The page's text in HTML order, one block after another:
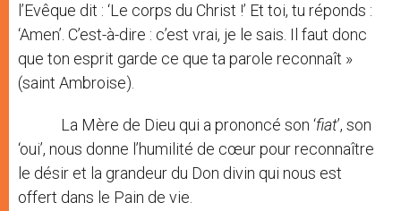
l’Evêque dit : ‘Le corps du Christ !’ Et toi, tu réponds :
‘Amen’. C’est-à-dire : c’est vrai, je le sais. Il faut donc
que ton esprit garde ce que ta parole reconnaît »
(saint Ambroise).
La Mère de Dieu qui a prononcé son ‘fiat’, son
‘oui’, nous donne l’humilité de cœur pour reconnaître
le désir et la grandeur du Don divin qui nous est
offert dans le Pain de vie.